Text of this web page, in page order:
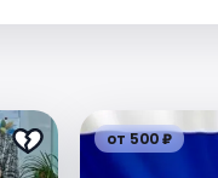
от 500 ₽